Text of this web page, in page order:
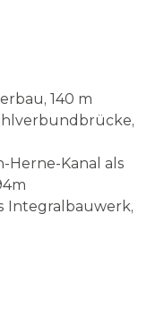
140 m
Herne-Kanal als
Integralbauwerk,